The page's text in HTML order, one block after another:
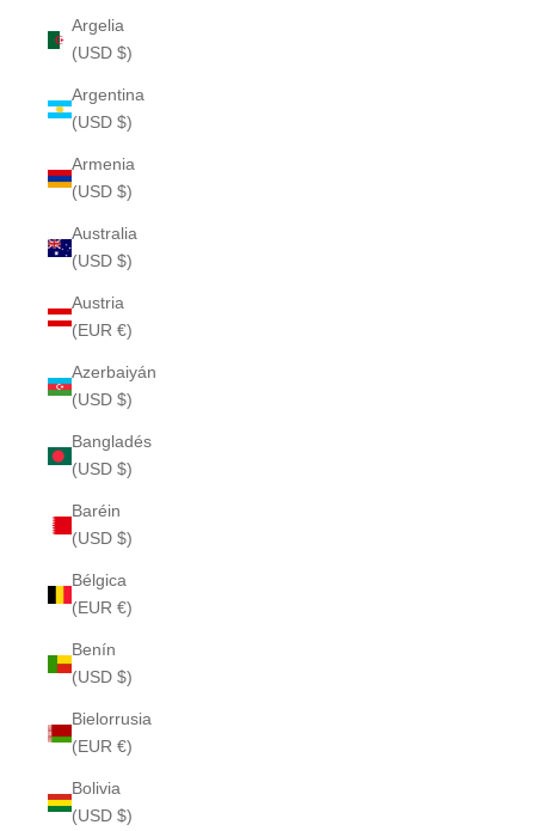
Argelia
(USD $)
Argentina
(USD $)
Armenia
(USD $)
Australia
(USD $)
Austria
(EUR €)
Azerbaiyán
(USD $)
Bangladés
(USD $)
Baréin
(USD $)
Bélgica
(EUR €)
Benín
(USD $)
Bielorrusia
(EUR €)
Bolivia
(USD $)